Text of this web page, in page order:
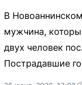
В
мужчина,
двух человек
Пострадавшие